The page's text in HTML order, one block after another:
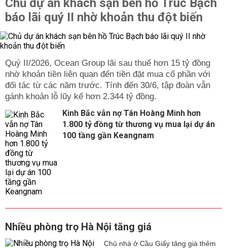
Chủ dự án khách sạn bên hồ Trúc Bạch
báo lãi quý II nhờ khoản thu đột biến
Quý II/2026, Ocean Group lãi sau thuế hơn 15 tỷ đồng
nhờ khoản tiền liên quan đến tiền đặt mua cổ phần với
đối tác từ các năm trước. Tính đến 30/6, tập đoàn vẫn
gánh khoản lỗ lũy kế hơn 2.344 tỷ đồng.
Kinh Bắc vẫn nợ Tân Hoàng Minh hơn
1.800 tỷ đồng từ thương vụ mua lại dự án
100 tầng gần Keangnam
Nhiều phòng trọ Hà Nội tăng giá
Chủ nhà ở Cầu Giấy tăng giá thêm